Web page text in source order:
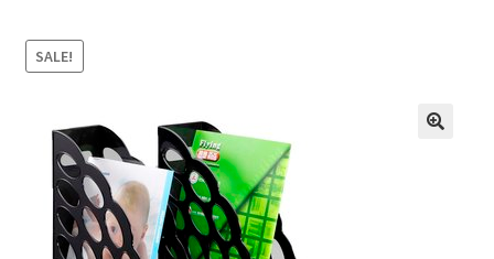
結帳
購物車
關於我們
SALE!